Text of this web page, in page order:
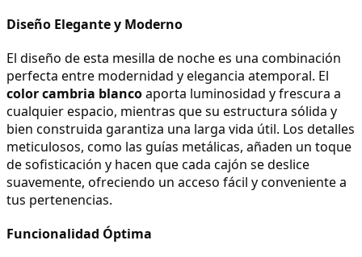
Diseño Elegante y Moderno
El diseño de esta mesilla de noche es una combinación
color cambria blanco aporta luminosidad y frescura a
cualquier espacio, mientras que su estructura sólida y
bien construida garantiza una larga vida útil. Los detalles
meticulosos, como las guías metálicas, añaden un toque
de sofisticación y hacen que cada cajón se deslice
suavemente, ofreciendo un acceso fácil y conveniente a
tus pertenencias.
Funcionalidad Óptima